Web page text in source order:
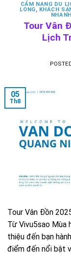
CẨM NANG DU
LONG, KHÁCH
Tour Vân
Lịch
05
Th8
Tour Vân Đồn
Từ Vivu5sao Mùa
thiệu đến bạn
điểm đến nổi bật